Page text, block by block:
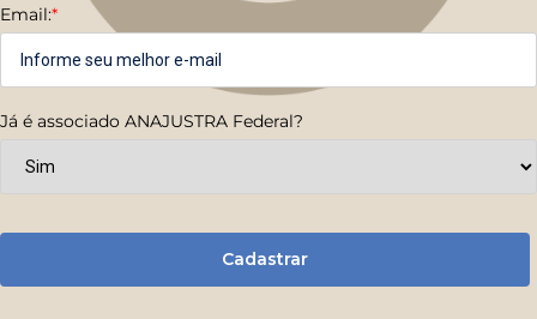
Email:*
Já é associado ANAJUSTRA Federal?
Cadastrar